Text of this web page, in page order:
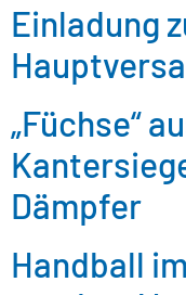
Einladung
„Füchse“
Dämpfer
Handball